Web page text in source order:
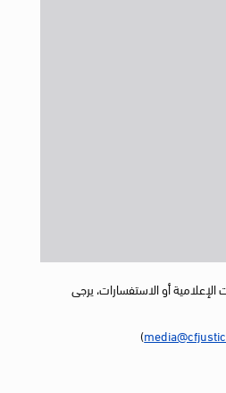
أو الاستفسارات، يرجى
)